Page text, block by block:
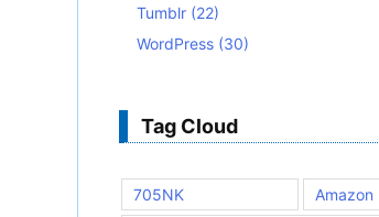
Tumblr (22)
WordPress (30)
Tag Cloud
705NK
Amazon